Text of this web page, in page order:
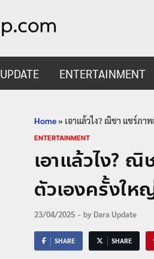
UPDATE ENTERTAINMENT
Home» เอาแล้วไง? ณิชา แชร์ภา
ENTERTAINMENT
เอาแล้วไง?
ตัวเองครั้งให
23/04/2025 - by Dara Update
SHARE SHARE